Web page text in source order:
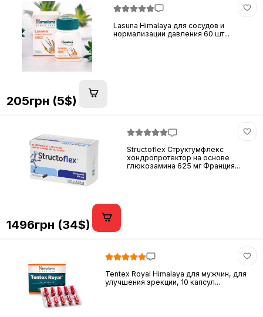
Lasuna Himalaya для сосудов и
нормализации давления 60 шт...
205грн (5$)
Structoflex Структумфлекс
хондропротектор на основе
глюкозамина 625 мг Франция...
1496грн (34$)
Tentex Royal Himalaya для мужчин, для
улучшения эрекции, 10 капсул...